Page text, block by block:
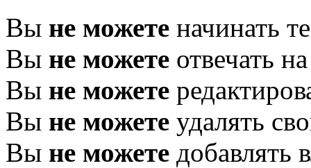
Вы не можете начинать
Вы не можете отвечать
Вы не можете
Вы не можете удалять
Вы не можете добавлять